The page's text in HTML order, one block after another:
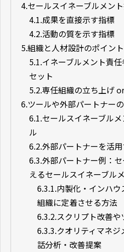
4.セールスイネーブルメン
4.1.成果を直接示す指標
4.2.活動の質を示す指標
5.組織と人材設計のポイント
5.1.イネーブルメント責
セット
5.2.専任組織の立ち上げ
6.ツールや外部パートナー
6.1.セールスイネーブル
ル
6.2.外部パートナーを活
6.3.外部パートナー例：
えるセールスイネーブル
6.3.1.内製化・インハ
組織に定着させる方法
6.3.2.スクリプト改善
6.3.3.クオリティマネ
話分析・改善提案